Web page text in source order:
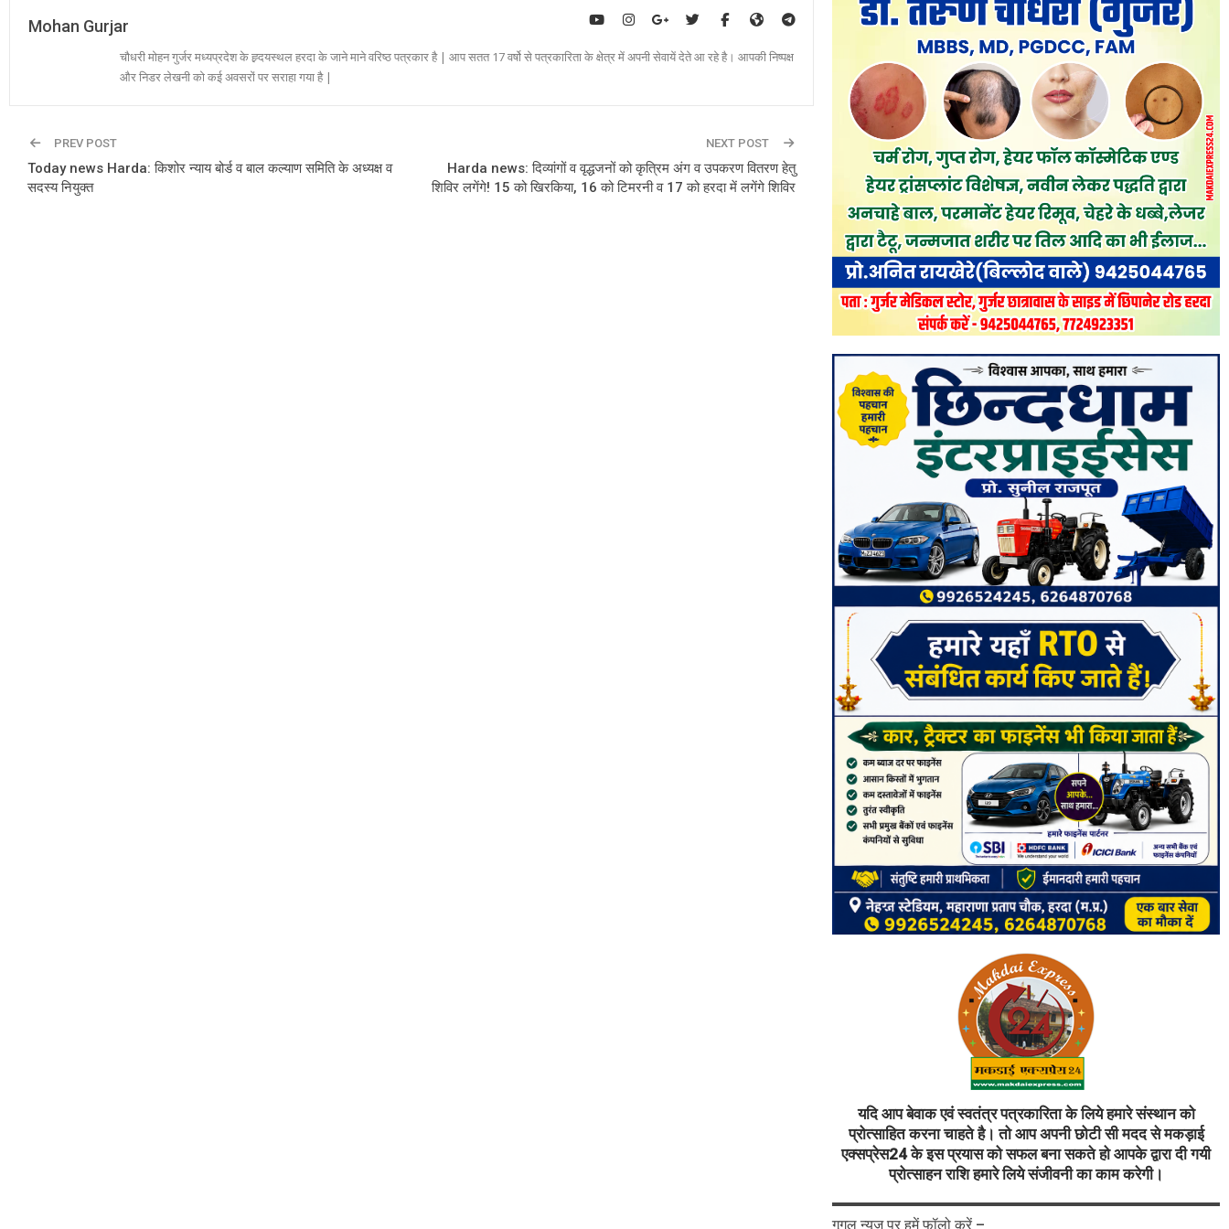
Mohan Gurjar
चौधरी मोहन गुर्जर मध्यप्रदेश के ह्र्दयस्थल हरदा के जाने माने वरिष्ठ पत्रकार है | आप सतत 17 वर्षो से पत्रकारिता के क्षेत्र में अपनी सेवायें देते आ रहे है। आपकी निष्पक्ष
और निडर लेखनी को कई अवसरों पर सराहा गया है |
PREV POST
Today news Harda: किशोर न्याय बोर्ड व बाल कल्याण समिति के अध्यक्ष व
सदस्य नियुक्त
NEXT POST
Harda news: दिव्यांगों व वृद्धजनों को कृत्रिम अंग व उपकरण वितरण हेतु
शिविर लगेंगे! 15 को खिरकिया, 16 को टिमरनी व 17 को हरदा में लगेंगे शिविर
यदि आप बेवाक एवं स्वतंत्र पत्रकारिता के लिये हमारे संस्थान को
प्रोत्साहित करना चाहते है। तो आप अपनी छोटी सी मदद से मकड़ाई
एक्सप्रेस24 के इस प्रयास को सफल बना सकते हो आपके द्वारा दी गयी
प्रोत्साहन राशि हमारे लिये संजीवनी का काम करेगी।
गूगल न्यूज़ पर हमें फॉलो करें –